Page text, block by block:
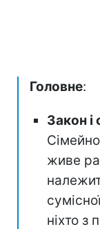
Головне:
Закон і
живе
ніхто з